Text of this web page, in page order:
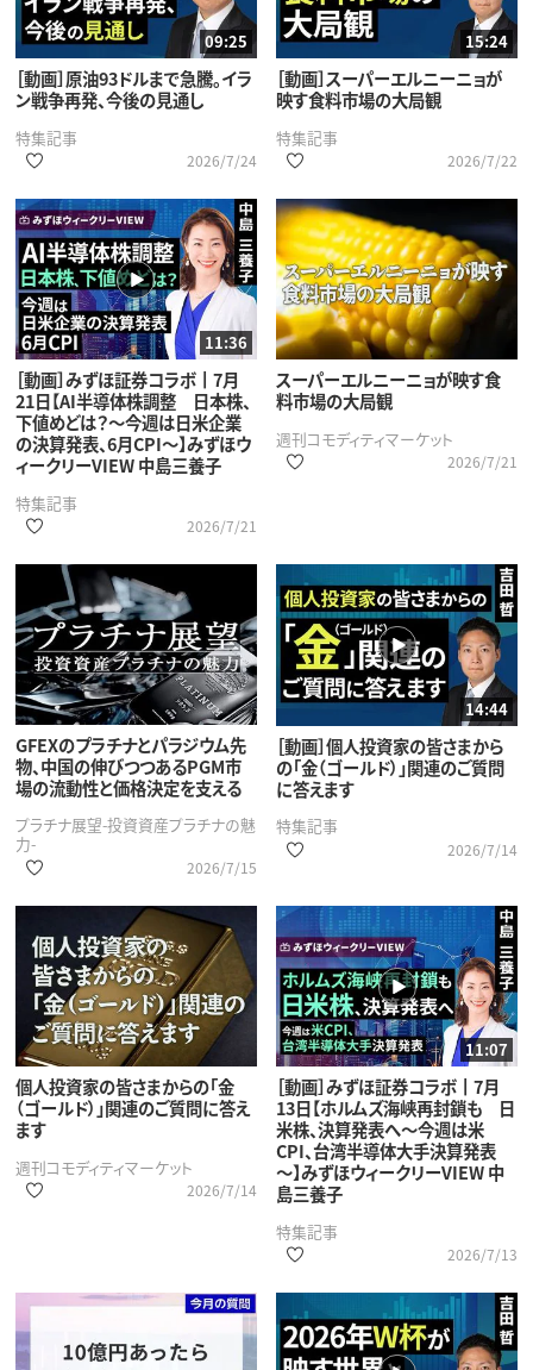
09:25
［動画］原油93ドルまで急騰。イラ
ン戦争再発、今後の見通し
特集記事
2026/7/24
15:24
［動画］スーパーエルニーニョが
映す食料市場の大局観
特集記事
2026/7/22
11:36
［動画］みずほ証券コラボ┃7月
21日【AI半導体株調整 日本株、
下値めどは？～今週は日米企業
の決算発表、6月CPI～】みずほウ
ィークリーVIEW 中島三養子
特集記事
2026/7/21
スーパーエルニーニョが映す食
料市場の大局観
週刊コモディティマーケット
2026/7/21
GFEXのプラチナとパラジウム先
物、中国の伸びつつあるPGM市
場の流動性と価格決定を支える
プラチナ展望-投資資産プラチナの魅
力-
2026/7/15
14:44
［動画］個人投資家の皆さまから
の「金（ゴールド）」関連のご質問
に答えます
特集記事
2026/7/14
個人投資家の皆さまからの「金
（ゴールド）」関連のご質問に答え
ます
週刊コモディティマーケット
2026/7/14
11:07
［動画］みずほ証券コラボ┃7月
13日【ホルムズ海峡再封鎖も 日
米株、決算発表へ～今週は米
CPI、台湾半導体大手決算発表
～】みずほウィークリーVIEW 中
島三養子
特集記事
2026/7/13